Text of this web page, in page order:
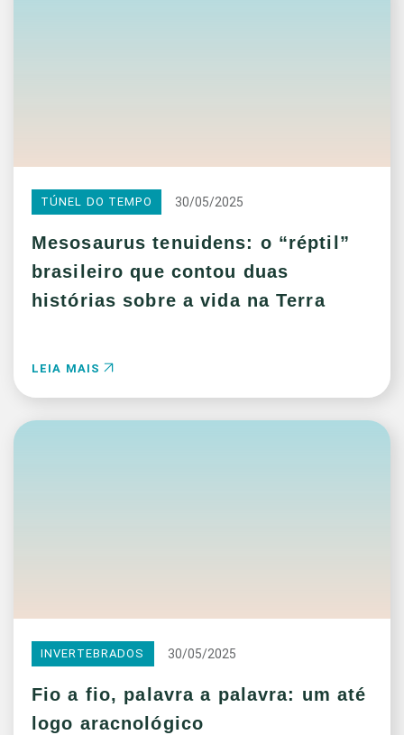
TÚNEL DO TEMPO 30/05/2025
Mesosaurus tenuidens: o “réptil”
brasileiro que contou duas
histórias sobre a vida na Terra
LEIA MAIS
INVERTEBRADOS 30/05/2025
Fio a fio, palavra a palavra: um até
logo aracnológico